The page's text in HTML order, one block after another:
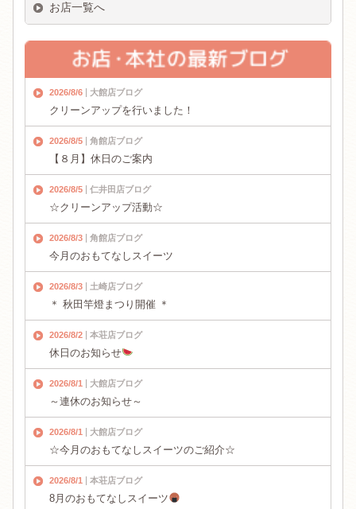
お店一覧へ
2026/8/6 大館店ブログ
クリーンアップを行いました！
2026/8/5 角館店ブログ
【８月】休日のご案内
2026/8/5 仁井田店ブログ
☆クリーンアップ活動☆
2026/8/3 角館店ブログ
今月のおもてなしスイーツ
2026/8/3 土崎店ブログ
＊ 秋田竿燈まつり開催 ＊
2026/8/2 本荘店ブログ
休日のお知らせ
2026/8/1 大館店ブログ
～連休のお知らせ～
2026/8/1 大館店ブログ
☆今月のおもてなしスイーツのご紹介☆
2026/8/1 本荘店ブログ
8月のおもてなしスイーツ